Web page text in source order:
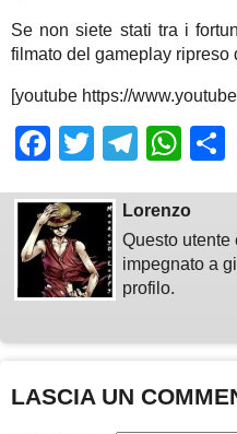
Se non siete stati tra i
filmato del gameplay ripreso
[youtube https://
Facebook
Twitter
Lorenzo
Questo utente
impegnato a
profilo.
LASCIA UN